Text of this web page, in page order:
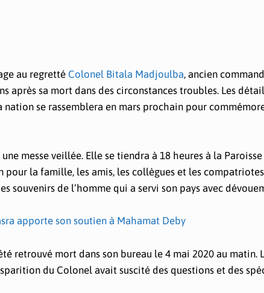
au regretté Colonel Bitala Madjoulba, ancien
après sa mort dans des circonstances troubles. Les
nation se rassemblera en mars prochain pour
messe veillée. Elle se tiendra à 18 heures à la
pour la famille, les amis, les collègues et les
souvenirs de l’homme qui a servi son pays avec
apporte son soutien à Mahamat Deby
retrouvé mort dans son bureau le 4 mai 2020 au matin.
du Colonel avait suscité des questions et des